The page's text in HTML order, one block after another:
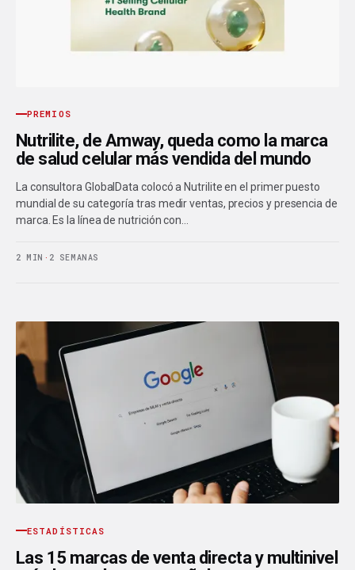
PREMIOS
Nutrilite, de Amway, queda como la marca
de salud celular más vendida del mundo
La consultora GlobalData colocó a Nutrilite en el primer puesto
mundial de su categoría tras medir ventas, precios y presencia de
marca. Es la línea de nutrición con…
2 MIN · 2 SEMANAS
ESTADÍSTICAS
Las 15 marcas de venta directa y multinivel